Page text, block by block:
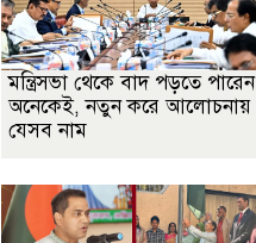
মন্ত্রিসভা থেকে বাদ পড়তে পারেন
অনেকেই, নতুন করে আলোচনায়
যেসব নাম